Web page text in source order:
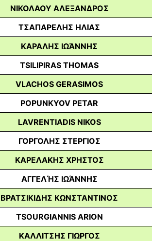
ΝΙΚΟΛΑΟΥ ΑΛΕΞΑΝΔΡΟΣ
ΤΣΑΠΑΡΕΛΗΣ ΗΛΙΑΣ
ΚΑΡΑΛΗΣ ΙΩΆΝΝΗΣ
TSILIPIRAS THOMAS
VLACHOS GERASIMOS
POPUNKYOV PETAR
LAVRENTIADIS NIKOS
ΓΟΡΓΟΛΗΣ ΣΤΕΡΓΙΟΣ
ΚΑΡΕΛΑΚΗΣ ΧΡΗΣΤΟΣ
ΑΓΓΕΛΉΣ ΙΩΆΝΝΗΣ
ΒΡΑΤΣΙΚΙΔΗΣ ΚΩΝΣΤΑΝΤΙΝΟΣ
TSOURGIANNIS ARION
ΚΑΛΛΙΤΣΗΣ ΓΙΩΡΓΟΣ